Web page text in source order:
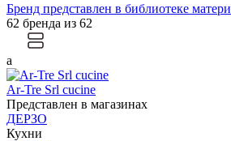
Бренд представлен в библиотеке
62 бренда из 62
a
Ar-Tre Srl cucine
Представлен в магазинах
ДЕРЗО
Кухни